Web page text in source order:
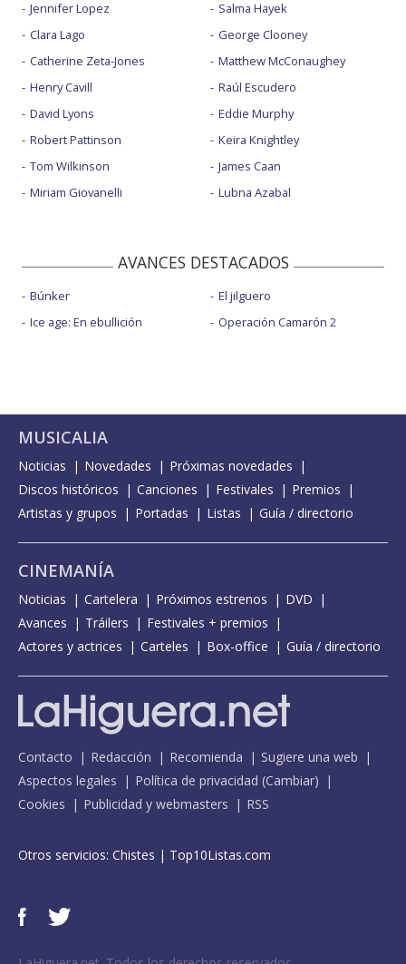
Jennifer Lopez
Clara Lago
Catherine Zeta-Jones
Henry Cavill
David Lyons
Robert Pattinson
Tom Wilkinson
Miriam Giovanelli
Salma Hayek
George Clooney
Matthew McConaughey
Raúl Escudero
Eddie Murphy
Keira Knightley
James Caan
Lubna Azabal
AVANCES DESTACADOS
Búnker
Ice age: En ebullición
El jilguero
Operación Camarón 2
MUSICALIA
Noticias Novedades
Próximas novedades
Discos históricos
Canciones Festivales
Premios
Artistas y grupos
Portadas Listas Guía / directorio
CINEMANÍA
Noticias Cartelera Próximos estrenos
DVD
Avances
Tráilers
Festivales + premios
Actores y actrices
Carteles Box-office Guía / directorio
Contacto Redacción Recomienda
Sugiere una web
Aspectos legales
Política de privacidad (Cambiar)
Cookies
Publicidad y webmasters RSS
Otros servicios: Chistes | Top10Listas.com